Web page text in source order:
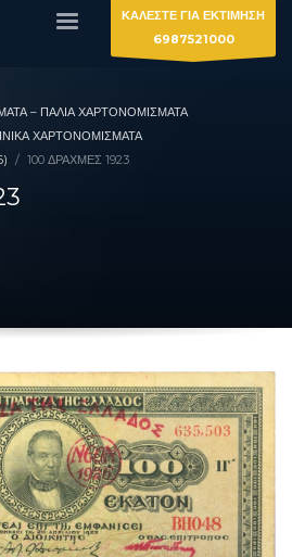
ΚΑΛΕΣΤΕ ΓΙΑ ΕΚΤΙΜΗΣΗ
6987521000
– ΠΑΛΙΆ ΧΑΡΤΟΝΟΜΊΣΜΑΤΑ
ΧΑΡΤΟΝΟΜΊΣΜΑΤΑ
100 ΔΡΑΧΜΈΣ 1923